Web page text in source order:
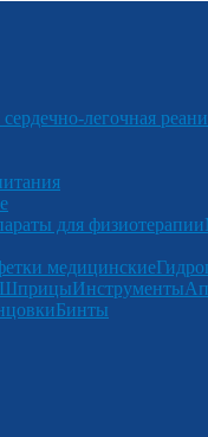
легочная
для физиотерапии
медицинские
ШприцыИнструменты
Бинты